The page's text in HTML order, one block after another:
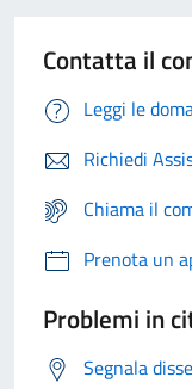
Contatta il
Leggi le
Richiedi
Chiama il
Prenota un
Problemi in
Segnala